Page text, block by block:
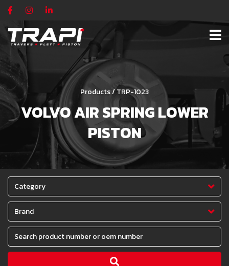
Products / TRP-1023
VOLVO AIR SPRING LOWER
PISTON
Category
Brand